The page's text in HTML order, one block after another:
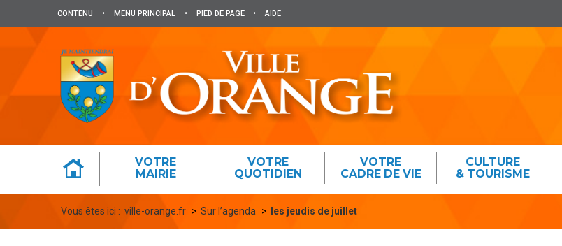
CONTENU • MENU PRINCIPAL • PIED DE PAGE • AIDE
VOTRE
MAIRIE
VOTRE
QUOTIDIEN
VOTRE
CADRE DE VIE
CULTURE
& TOURISME
Vous êtes ici : ville-orange.fr Sur l’agenda les jeudis de juillet